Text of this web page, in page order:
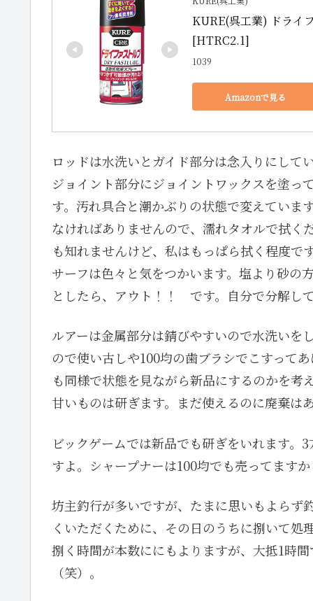
KURE(呉工業) ドライ
[HTRC2.1]
1039
Amazonで見る
ロッドは水洗いとガイド部分は念入りにして
ジョイント部分にジョイントワックスを塗っ
す。汚れ具合と潮かぶりの状態で変えていま
なければありませんので、濡れタオルで拭く
も知れませんけど、私はもっぱら拭く程度で
サーフは色々と気をつかいます。塩より砂の
としたら、アウト！！ です。自分で分解し
ルアーは金属部分は錆びやすいので水洗いを
ので使い古しや100均の歯ブラシでこすって
も同様で状態を見ながら新品にするのかを
甘いものは研ぎます。まだ使えるのに廃棄は
ビックゲームでは新品でも研ぎをいれます。
すよ。シャープナーは100均でも売ってます
坊主釣行が多いですが、たまに思いもよらず
くいただくために、その日のうちに捌いて
捌く時間が本数ににもよりますが、大抵1時
（笑）。